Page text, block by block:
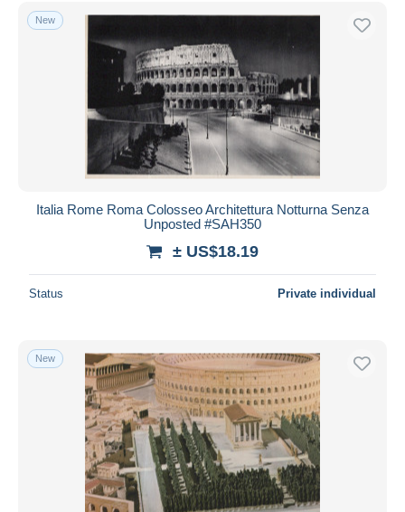
New
Italia Rome Roma Colosseo Architettura Notturna Senza
Unposted #SAH350
± US$18.19
Status Private individual
New